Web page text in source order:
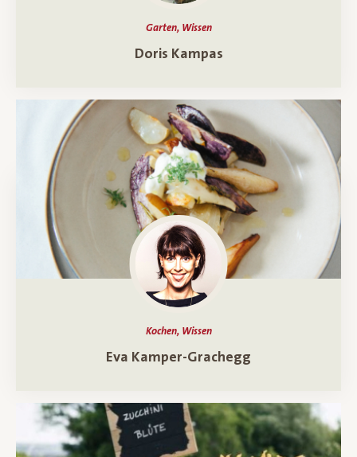
Garten, Wissen
Ein Porträt überDoris Kampas
Kochen, Wissen
Ein Porträt über
Eva Kamper-Grachegg